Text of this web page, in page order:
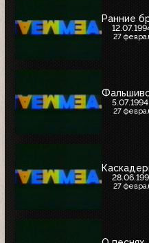
Ранние
27
5.07.1994
27
27